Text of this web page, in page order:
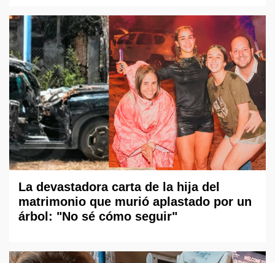
La devastadora carta de la hija del
matrimonio que murió aplastado por un
árbol: "No sé cómo seguir"